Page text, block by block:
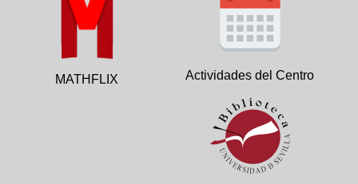
MATHFLIX Actividades del Centro